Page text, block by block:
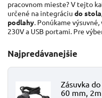
pracovnom mieste? V tejto
určené na integráciu do
podlahy. Ponúkame
230V a USB portami. Pre
Najpredávanejšie
Zásuvka
60 mm,